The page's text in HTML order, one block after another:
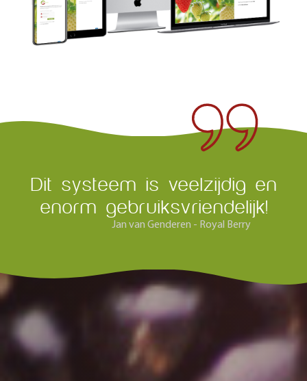
Dit systeem is veelzijdig en
enorm gebruiksvriendelijk!
Jan van Genderen - Royal Berry